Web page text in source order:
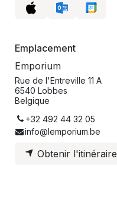
Emplacement
Emporium
Rue de l'Entreville 11 A
6540 Lobbes
Belgique
+32 492 44 32 05
info@lemporium.be
Obtenir l'itinéraire